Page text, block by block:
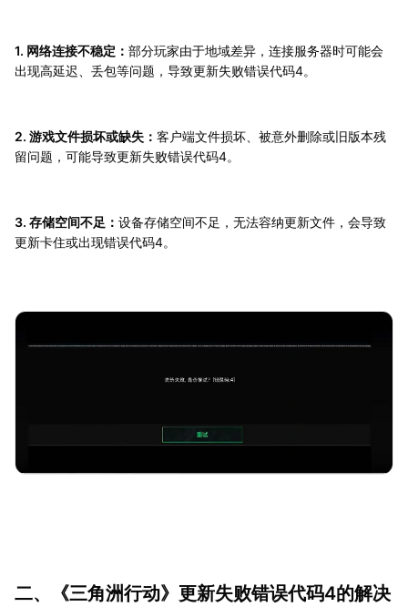
1. 网络连接不稳定： 部分玩家由于地域差异，连接服务器时可能会
出现高延迟、丢包等问题，导致更新失败错误代码4。
2. 游戏文件损坏或缺失： 客户端文件损坏、被意外删除或旧版本残
留问题，可能导致更新失败错误代码4。
3. 存储空间不足： 设备存储空间不足，无法容纳更新文件，会导致
更新卡住或出现错误代码4。
二、《三角洲行动》更新失败错误代码4的解决